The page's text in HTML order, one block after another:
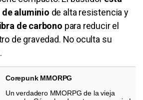
de aluminio de alta resistencia y
de carbono para reducir el
de gravedad. No oculta su
Corepunk MMORPG
Un verdadero MMORPG de la vieja